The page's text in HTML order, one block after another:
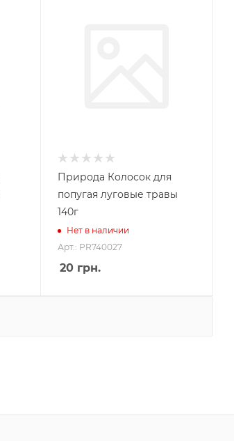
Природа Колосок для
попугая луговые травы
140г
Нет в наличии
Арт.: PR740027
20грн.